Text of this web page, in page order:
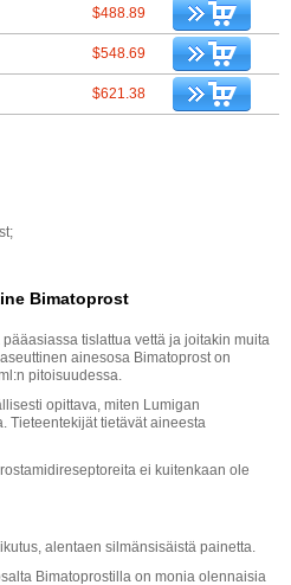
$488.89
$548.69
$621.38
Bimatoprost
tislattua vettä ja joitakin muita
ainesosa Bimatoprost on
pitoisuudessa.
opittava, miten Lumigan
Tieteentekijät tietävät aineesta
ei kuitenkaan ole
alentaen silmänsisäistä painetta.
Bimatoprostilla on monia olennaisia